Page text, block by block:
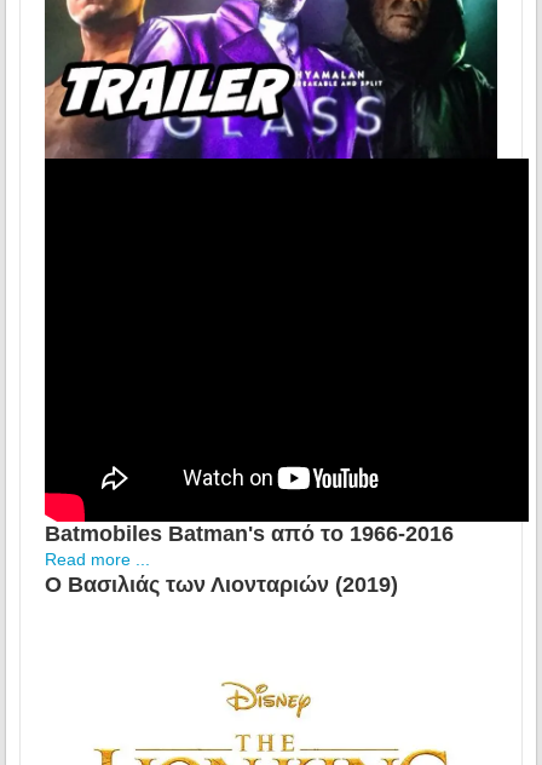
Batmobiles Batman's από το 1966-2016
Read more ...
Ο Βασιλιάς των Λιονταριών (2019)